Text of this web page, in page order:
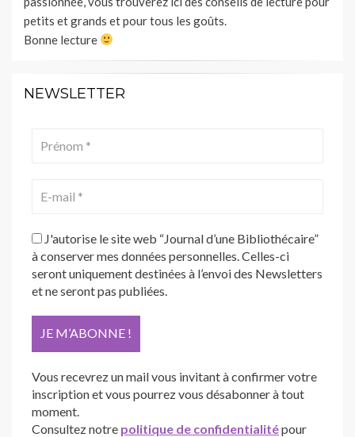
petits et grands et pour tous les goûts.
Bonne lecture
NEWSLETTER
J'autorise le site web “Journal d’une Bibliothécaire”
à conserver mes données personnelles. Celles-ci
seront uniquement destinées à l’envoi des Newsletters
et ne seront pas publiées.
Vous recevrez un mail vous invitant à confirmer votre
inscription et vous pourrez vous désabonner à tout
moment.
Consultez notre politique de confidentialitépour